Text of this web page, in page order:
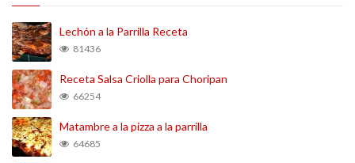
Lechón a la Parrilla Receta
81436
Receta Salsa Criolla para Choripan
66254
Matambre a la pizza a la parrilla
64685